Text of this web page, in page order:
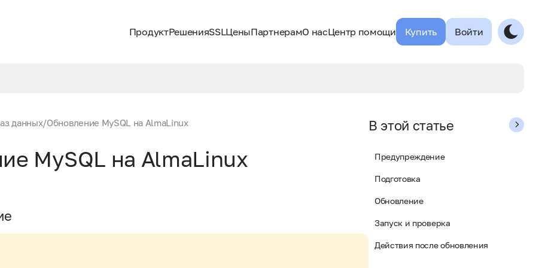
ПродуктРешенияSSLЦеныПартнерамО насЦентр помощи Купить Войти
данных/Обновление MySQL на AlmaLinux
MySQL на AlmaLinux
В этой статье
Предупреждение
Подготовка
Обновление
Запуск и проверка
Действия после обновления